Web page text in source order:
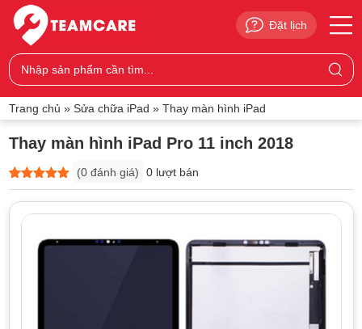
Đặt lịch
Trang chủ » Sửa chữa iPad » Thay màn hình iPad
Thay màn hình iPad Pro 11 inch 2018
5trên 5
dựa trên
0
đánh giá
(0 đánh giá) 0 lượt bán